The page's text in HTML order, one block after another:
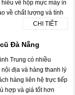
về hộp mực máy in
về chất lượng và tính
CHI TIẾT
Đà Nẵng
Trung có nhiều
địa và hàng thanh lý
hàng liên hệ trực tiếp
hợp và giá tốt hơn